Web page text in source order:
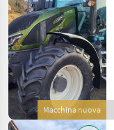
Macchina nuova